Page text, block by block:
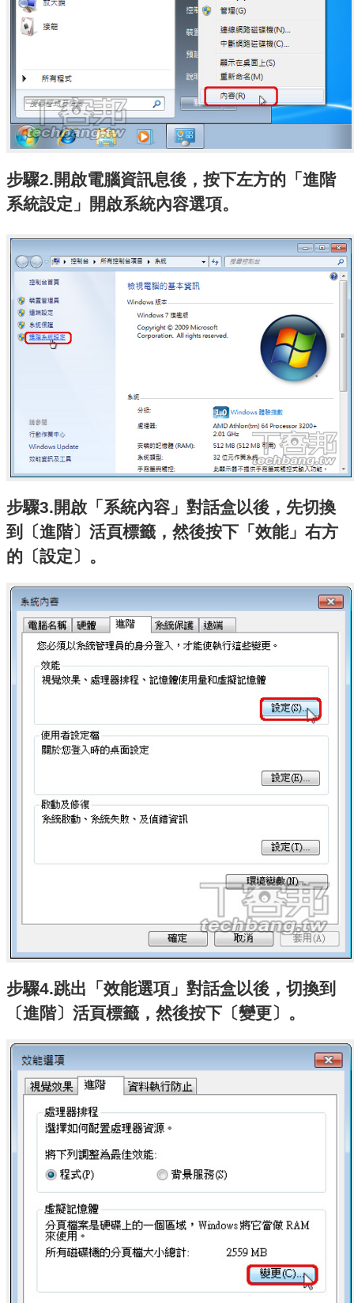
步驟2.開啟電腦資訊息後，按下左方的「進階
系統設定」開啟系統內容選項。
步驟3.開啟「系統內容」對話盒以後，先切換
到〔進階〕活頁標籤，然後按下「效能」右方
的〔設定〕。
步驟4.跳出「效能選項」對話盒以後，切換到
〔進階〕活頁標籤，然後按下〔變更〕。